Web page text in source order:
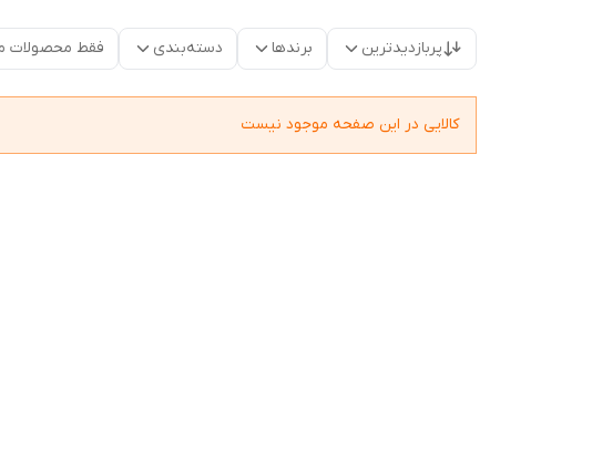
پربازدیدترین برندها دسته‌بندی فقط محصولات
کالایی در این صفحه موجود نیست